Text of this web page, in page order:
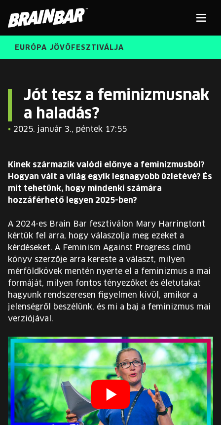
Bar
EURÓPA JÖVŐFESZTIVÁLJA
ELŐADÓK
INGYENES DIÁK- ÉS TANÁRREGISZTRÁCIÓ
JEGYEK
EN
Change
language:
EN
EURÓPA JÖVŐFESZTIVÁLJA
INGYENES DIÁK- ÉS TANÁRREGISZTRÁCIÓ
JEGYEK
Jót tesz a feminizmusnak
a haladás?
• 2025. január 3., péntek 17:55
Kinek származik valódi előnye a feminizmusból?
Hogyan vált a világ egyik legnagyobb üzletévé? És
mit tehetünk, hogy mindenki számára
hozzáférhető legyen 2025-ben?
A 2024-es Brain Bar fesztiválon Mary Harringtont
kértük fel arra, hogy válaszolja meg ezeket a
kérdéseket. A Feminism Against Progress című
könyv szerzője arra kereste a választ, milyen
mérföldkövek mentén nyerte el a feminizmus a mai
formáját, milyen fontos tényezőket és életutakat
hagyunk rendszeresen figyelmen kívül, amikor a
jelenségről beszélünk, és mi a baj a feminizmus mai
verziójával.